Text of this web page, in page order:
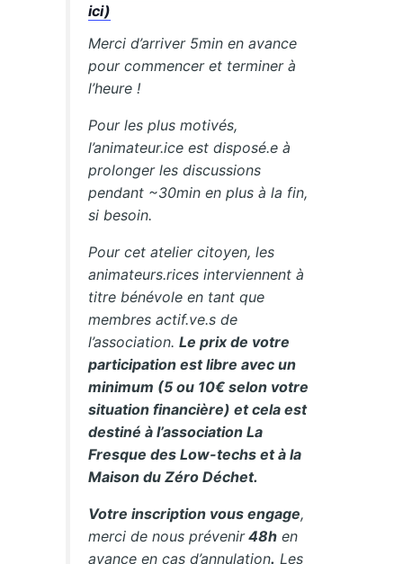
ici)
Merci d’arriver 5min en avance
pour commencer et terminer à
l’heure !
Pour les plus motivés,
l’animateur.ice est disposé.e à
prolonger les discussions
pendant ~30min en plus à la fin,
si besoin.
Pour cet atelier citoyen, les
animateurs.rices interviennent à
titre bénévole en tant que
membres actif.ve.s de
l’association.Le prix de votre
participation est libre avec un
minimum (5 ou 10€ selon votre
situation financière) et cela est
destiné à l’association La
Fresque des Low-techs et à la
Maison du Zéro Déchet.
Votre inscription vous engage,
merci de nous prévenir48h en
avance en cas d’annulation. Les